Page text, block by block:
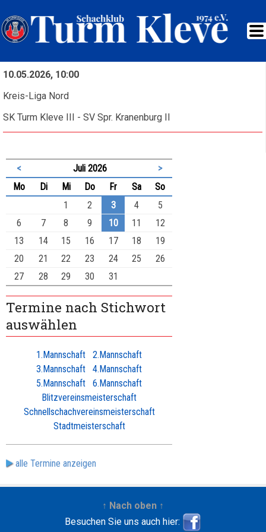
10.05.2026, 10:00
Kreis-Liga Nord
SK Turm Kleve III - SV Spr. Kranenburg II
< Juli 2026
>
Montag Dienstag
Mittwoch
Donnerstag
FreitagSamstag
Sonntag
1
2 3 4
5
6
7 8 9 10 11
12
13
14 15 16 17 18
19
20
21 22 23 24 25
26
27
28 29 30 31
Termine nach Stichwort
auswählen
1.Mannschaft
2.Mannschaft
3.Mannschaft
4.Mannschaft
5.Mannschaft
6.Mannschaft
Blitzvereinsmeisterschaft
Schnellschachvereinsmeisterschaft
Stadtmeisterschaft
alle Termine anzeigen
↑ Nach oben ↑
Besuchen Sie uns auch hier: